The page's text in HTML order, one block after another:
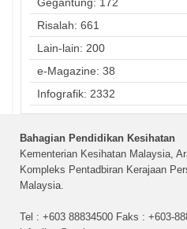
Gegantung: 172
Risalah: 661
Lain-lain: 200
e-Magazine: 38
Infografik: 2332
Bahagian Pendidikan Kesihatan
Kementerian Kesihatan Malaysia,
Kompleks Pentadbiran Kerajaan
Malaysia.
Tel : +603 88834500 Faks : +603-